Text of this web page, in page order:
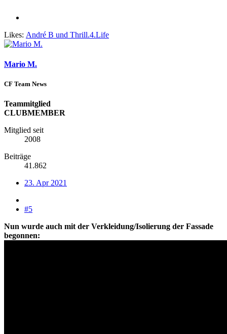
Likes: André B und Thrill.4.Life
Mario M.
CF Team News
Teammitglied
CLUBMEMBER
Mitglied seit
2008
Beiträge
41.862
23. Apr 2021
#5
Nun wurde auch mit der Verkleidung/Isolierung der Fassade
begonnen: